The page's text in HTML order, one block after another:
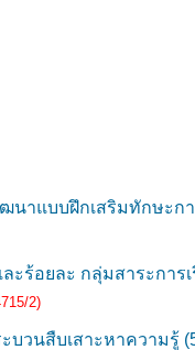
นาแบบฝึกเสริมทักษะ
ร้อยละ กลุ่มสาระกา
2)
วนสืบเสาะหาความรู้